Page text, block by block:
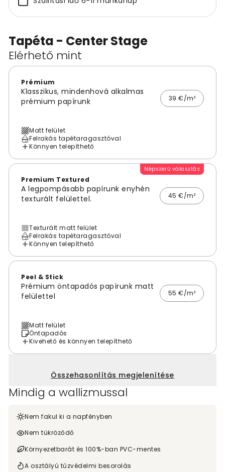
Tapéta - Center Stage
Elérhető mint
Prémium
Klasszikus, mindenhová alkalmas
prémium papírunk
39 €/m²
Matt felület
Felrakás tapétaragasztóval
Könnyen telepíthető
Népszerű választás
Premium Textured
A legpompásabb papírunk enyhén
texturált felülettel.
45 €/m²
Texturált matt felület
Felrakás tapétaragasztóval
Könnyen telepíthető
Peel & Stick
Prémium öntapadós papírunk matt
felülettel
55 €/m²
Matt felület
Öntapadós
Kivehető és könnyen telepíthető
Összehasonlítás megjelenítése
Mindig a wallizmussal
Nem fakul ki a napfényben
Nem tükröződő
Környezetbarát és 100%-ban PVC-mentes
A osztályú tűzvédelmi besorolás